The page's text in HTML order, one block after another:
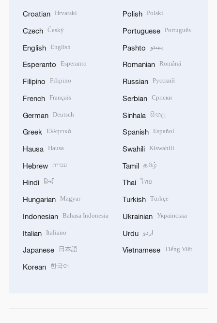
Croatian Hrvatski
Czech Český
English English
Esperanto Esperanto
Filipino Filipino
French Français
German Deutsch
Greek Ελληνικά
Hausa Hausa
Hebrew עברית
Hindi हिन्दी
Hungarian Magyar
Indonesian Bahasa Indonesia
Italian Italiano
Japanese 日本語
Korean 한국어
Polish Polski
Portuguese Português
Pashto پښتو
Romanian Română
Russian Русский
Serbian Српски
Sinhala සිංහල
Spanish Español
Swahili Kiswahili
Tamil தமிழ்
Thai ไทย
Turkish Türkçe
Ukrainian Українська
Urdu اردو
Vietnamese Tiếng Việt